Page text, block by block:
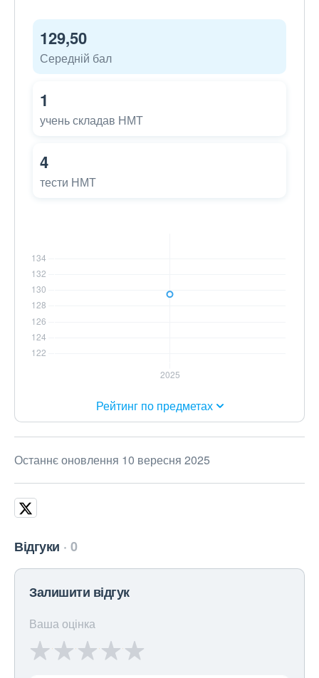
129,50
Середній бал
1
учень складав НМТ
4
тести НМТ
Рейтинг по предметах
Останнє оновлення 10 вересня 2025
Відгуки 0
Залишити відгук
Ваша оцінка